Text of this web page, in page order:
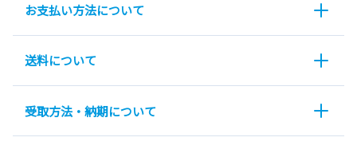
お支払い方法について
送料について
受取方法・納期について